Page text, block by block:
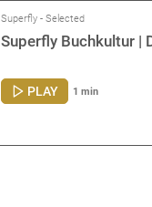
Superfly - Selected
Superfly Buchkultur |
PLAY 1 min